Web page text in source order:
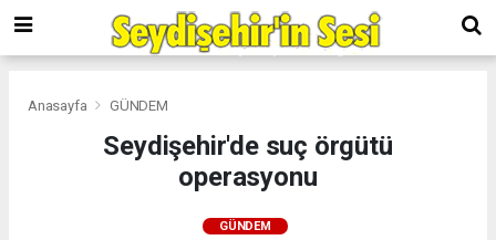
Anasayfa GÜNDEM
Seydişehir'de suç örgütü
operasyonu
GÜNDEM